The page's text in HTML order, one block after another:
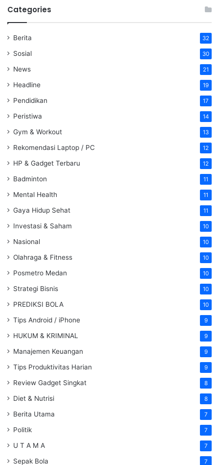
Categories
Berita 32
Sosial 30
News 21
Headline 19
Pendidikan 17
Peristiwa 14
Gym & Workout 13
Rekomendasi Laptop / PC 12
HP & Gadget Terbaru 12
Badminton 11
Mental Health 11
Gaya Hidup Sehat 11
Investasi & Saham 10
Nasional 10
Olahraga & Fitness 10
Posmetro Medan 10
Strategi Bisnis 10
PREDIKSI BOLA 10
Tips Android / iPhone 9
HUKUM & KRIMINAL 9
Manajemen Keuangan 9
Tips Produktivitas Harian 9
Review Gadget Singkat 8
Diet & Nutrisi 8
Berita Utama 7
Politik 7
U T A M A 7
Sepak Bola 7